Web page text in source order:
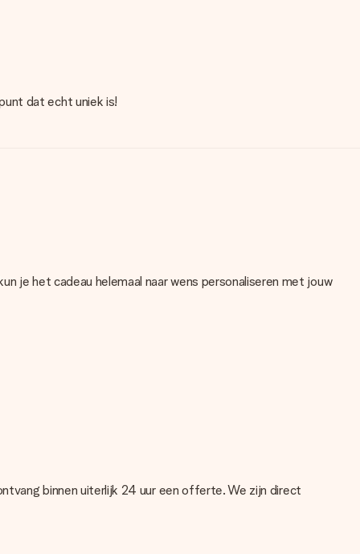
dat echt uniek is!
je het cadeau helemaal naar wens personaliseren met jouw
je niet zeker bent over de kwaliteit van je foto, neem dan
bestandstype die je graag zou willen gebruiken? Neem
contact op met onze klantenservice, zij helpen je graag!
binnen uiterlijk 24 uur een offerte. We zijn direct